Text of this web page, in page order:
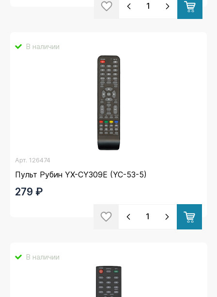
В наличии
Арт. 126474
Пульт Рубин YX-CY309E (YC-53-5)
279 ₽
В наличии